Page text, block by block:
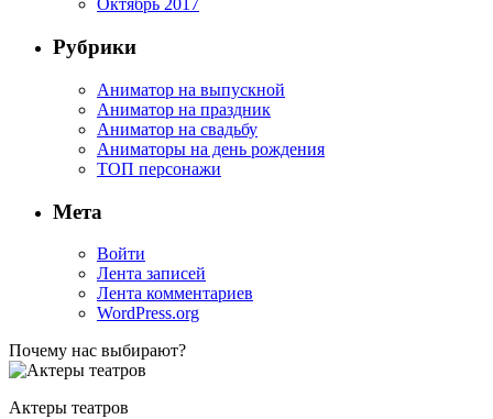
Октябрь 2017
Рубрики
Аниматор на выпускной
Аниматор на праздник
Аниматор на свадьбу
Аниматоры на день рождения
ТОП персонажи
Мета
Войти
Лента записей
Лента комментариев
WordPress.org
Почему нас выбирают?
Актеры театров